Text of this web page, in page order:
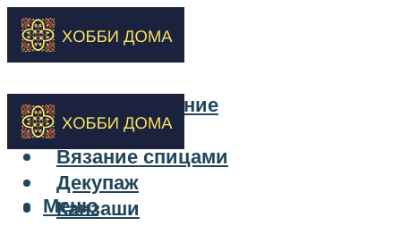
Бисероплетение
Вышивка
Вязание спицами
Декупаж
Канзаши
Меню